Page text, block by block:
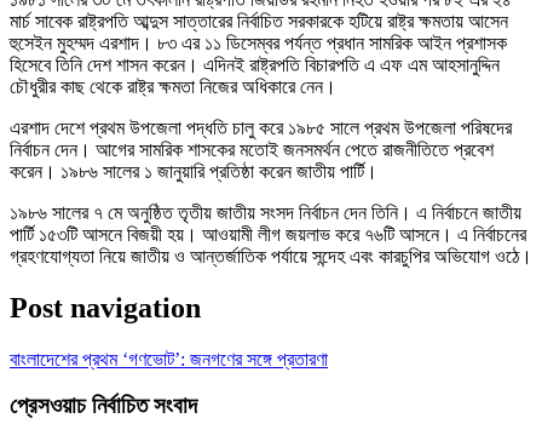
মার্চ সাবেক রাষ্ট্রপতি আব্দুস সাত্তারের নির্বাচিত সরকারকে হটিয়ে রাষ্ট্র ক্ষমতায় আসেন
হুসেইন মুহম্মদ এরশাদ। ৮৩ এর ১১ ডিসেম্বর পর্যন্ত প্রধান সামরিক আইন প্রশাসক
হিসেবে তিনি দেশ শাসন করেন। এদিনই রাষ্ট্রপতি বিচারপতি এ এফ এম আহসানুদ্দিন
চৌধুরীর কাছ থেকে রাষ্ট্র ক্ষমতা নিজের অধিকারে নেন।
এরশাদ দেশে প্রথম উপজেলা পদ্ধতি চালু করে ১৯৮৫ সালে প্রথম উপজেলা পরিষদের
নির্বাচন দেন। আগের সামরিক শাসকের মতোই জনসমর্থন পেতে রাজনীতিতে প্রবেশ
করেন। ১৯৮৬ সালের ১ জানুয়ারি প্রতিষ্ঠা করেন জাতীয় পার্টি।
১৯৮৬ সালের ৭ মে অনুষ্ঠিত তৃতীয় জাতীয় সংসদ নির্বাচন দেন তিনি। এ নির্বাচনে জাতীয়
পার্টি ১৫৩টি আসনে বিজয়ী হয়। আওয়ামী লীগ জয়লাভ করে ৭৬টি আসনে। এ নির্বাচনের
গ্রহণযোগ্যতা নিয়ে জাতীয় ও আন্তর্জাতিক পর্যায়ে সন্দেহ এবং কারচুপির অভিযোগ ওঠে।
Post navigation
বাংলাদেশের প্রথম ‘গণভোট’: জনগণের সঙ্গে প্রতারণা
প্রেসওয়াচ নির্বাচিত সংবাদ